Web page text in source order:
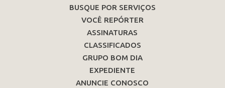
BUSQUE POR SERVIÇOS
VOCÊ REPÓRTER
ASSINATURAS
CLASSIFICADOS
GRUPO BOM DIA
EXPEDIENTE
ANUNCIE CONOSCO